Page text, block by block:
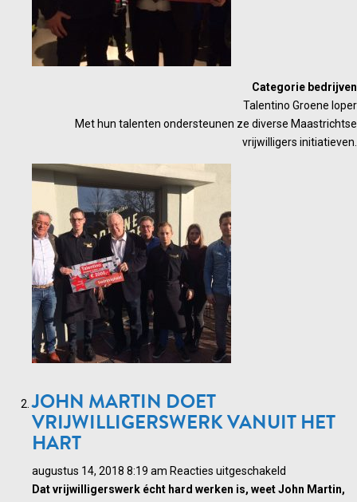
Categorie bedrijven
Talentino Groene loper
Met hun talenten ondersteunen ze diverse Maastrichtse
vrijwilligers initiatieven.
JOHN MARTIN DOET
VRIJWILLIGERSWERK VANUIT HET
HART
augustus 14, 2018 8:19 am Reacties uitgeschakeld
John
Dat vrijwilligerswerk écht hard werken is, weet John Martin,